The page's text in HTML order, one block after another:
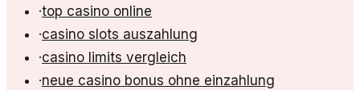
·top casino online
·casino slots auszahlung
·casino limits vergleich
·neue casino bonus ohne einzahlung